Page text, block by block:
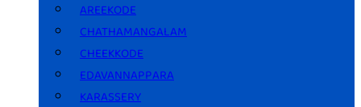
AREEKODE
CHATHAMANGALAM
CHEEKKODE
EDAVANNAPPARA
KARASSERY